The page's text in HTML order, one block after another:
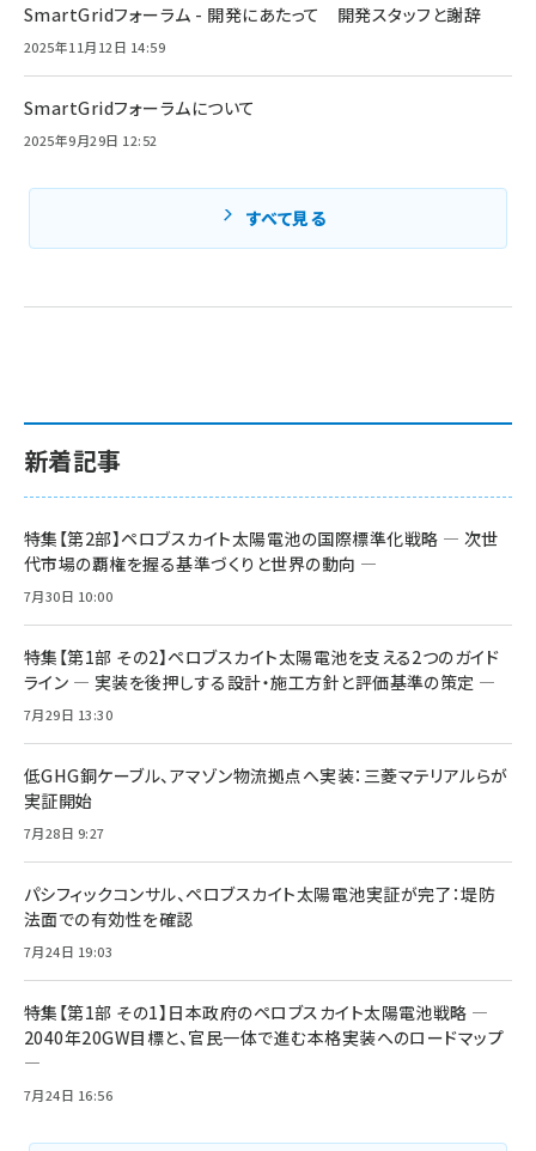
新着記事
特集【第2部】ペロブスカイト太陽電池の国際標準化戦略 ― 次世
代市場の覇権を握る基準づくりと世界の動向 ―
7月30日 10:00
特集【第1部 その2】ペロブスカイト太陽電池を支える2つのガイド
ライン ― 実装を後押しする設計・施工方針と評価基準の策定 ―
7月29日 13:30
低GHG銅ケーブル、アマゾン物流拠点へ実装：三菱マテリアルらが
実証開始
7月28日 9:27
パシフィックコンサル、ペロブスカイト太陽電池実証が完了：堤防
法面での有効性を確認
7月24日 19:03
特集【第1部 その1】日本政府のペロブスカイト太陽電池戦略 ―
2040年20GW目標と、官民一体で進む本格実装へのロードマップ
―
7月24日 16:56
SmartGridフォーラム - 開発にあたって 開発スタッフと謝辞
2025年11月12日 14:59
SmartGridフォーラムについて
2025年9月29日 12:52
すべて見る